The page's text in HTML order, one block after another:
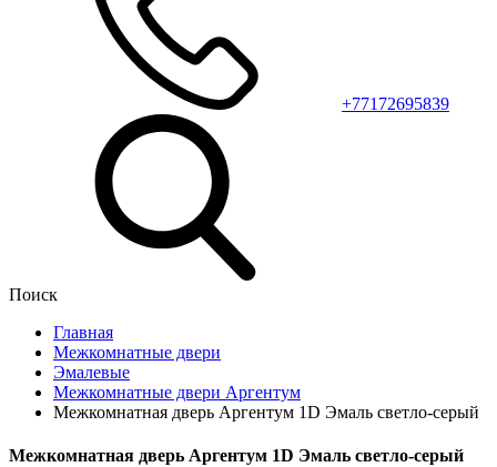
+77172695839
Поиск
Главная
Межкомнатные двери
Эмалевые
Межкомнатные двери Аргентум
Межкомнатная дверь Аргентум 1D Эмаль светло-серый
Межкомнатная дверь Аргентум 1D Эмаль светло-серый